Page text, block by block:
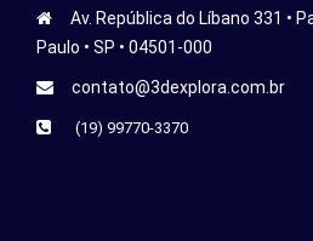
Av. República do Líbano 331 •
Paulo • SP • 04501-000
contato@3dexplora.com.br
(19) 99770-3370